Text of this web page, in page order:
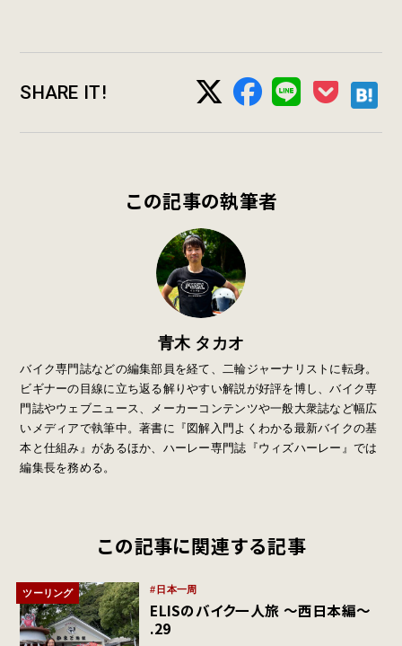
SHARE IT!
この記事の執筆者
青木 タカオ
バイク専門誌などの編集部員を経て、二輪ジャーナリストに転身。
ビギナーの目線に立ち返る解りやすい解説が好評を博し、バイク専
門誌やウェブニュース、メーカーコンテンツや一般大衆誌など幅広
いメディアで執筆中。著書に『図解入門よくわかる最新バイクの基
本と仕組み』があるほか、ハーレー専門誌『ウィズハーレー』では
編集長を務める。
この記事に関連する記事
ツーリング 日本一周
ELISのバイク一人旅 〜西日本編〜
.29